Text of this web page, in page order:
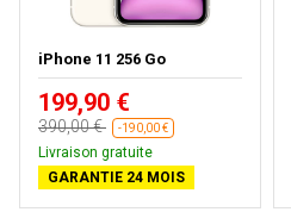
iPhone 11 256 Go
199,90 €
390,00 € -190,00 €
Livraison gratuite
GARANTIE 24 MOIS